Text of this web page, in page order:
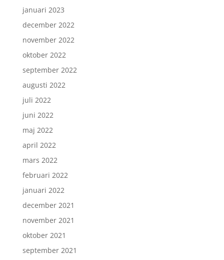
januari 2023
december 2022
november 2022
oktober 2022
september 2022
augusti 2022
juli 2022
juni 2022
maj 2022
april 2022
mars 2022
februari 2022
januari 2022
december 2021
november 2021
oktober 2021
september 2021